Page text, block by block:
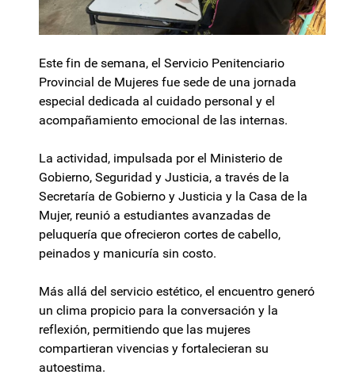
Este fin de semana, el Servicio Penitenciario
Provincial de Mujeres fue sede de una jornada
especial dedicada al cuidado personal y el
acompañamiento emocional de las internas.
La actividad, impulsada por el Ministerio de
Gobierno, Seguridad y Justicia, a través de la
Secretaría de Gobierno y Justicia y la Casa de la
Mujer, reunió a estudiantes avanzadas de
peluquería que ofrecieron cortes de cabello,
peinados y manicuría sin costo.
Más allá del servicio estético, el encuentro generó
un clima propicio para la conversación y la
reflexión, permitiendo que las mujeres
compartieran vivencias y fortalecieran su
autoestima.